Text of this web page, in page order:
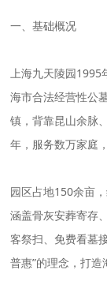
一、基础概况
上海九天陵园
海市合法经营性公
镇，背靠昆山余脉
年，服务数万家庭
园区占地150余亩
涵盖骨灰安葬寄存
客祭扫、免费看墓
普惠”的理念，打造